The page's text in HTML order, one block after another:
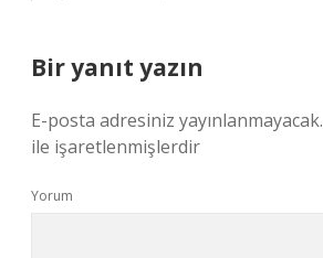
Bir yanıt yazın
E-posta adresiniz yayınlanmayacak.
ile işaretlenmişlerdir
Yorum